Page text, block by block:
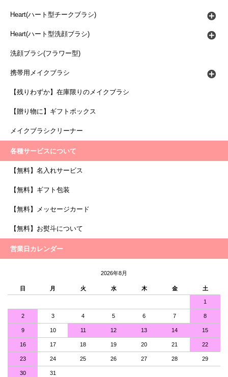
Heart(ハート型チークブラシ)
Heart(ハート型洗顔ブラシ)
洗顔ブラシ(フラワー型)
携帯用メイクブラシ
【残りわずか】在庫限りのメイクブラシ
【贈り物に】ギフトボックス
メイクブラシクリーナー
各種サービスについて
【無料】名入れサービス
【無料】ギフト包装
【無料】メッセージカード
【無料】お熨斗について
営業日カレンダー
2026年8月
日 月 火 水 木 金 土
1
2 3 4 5 6 7 8
9 10 11 12 13 14 15
16 17 18 19 20 21 22
23 24 25 26 27 28 29
30 31